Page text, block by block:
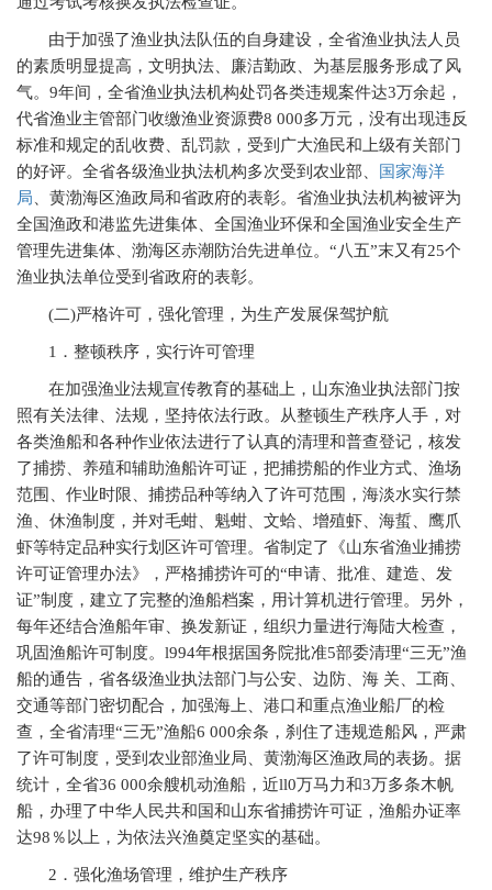
由于加强了渔业执法队伍的自身建设，全省渔业执法人员
的素质明显提高，文明执法、廉洁勤政、为基层服务形成了风
气。9年间，全省渔业执法机构处罚各类违规案件达3万余起，
代省渔业主管部门收缴渔业资源费8 000多万元，没有出现违反
标准和规定的乱收费、乱罚款，受到广大渔民和上级有关部门
的好评。全省各级渔业执法机构多次受到农业部、
国家海洋
局、黄渤海区渔政局和省政府的表彰。省渔业执法机构被评为
全国渔政和港监先进集体、全国渔业环保和全国渔业安全生产
管理先进集体、渤海区赤潮防治先进单位。“八五”末又有25个
渔业执法单位受到省政府的表彰。
(二)严格许可，强化管理，为生产发展保驾护航
1 ．整顿秩序，实行许可管理
在加强渔业法规宣传教育的基础上，山东渔业执法部门按
照有关法律、法规，坚持依法行政。从整顿生产秩序人手，对
各类渔船和各种作业依法进行了认真的清理和普查登记，核发
了捕捞、养殖和辅助渔船许可证，把捕捞船的作业方式、渔场
范围、作业时限、捕捞品种等纳入了许可范围，海淡水实行禁
渔、休渔制度，并对毛蚶、魁蚶、文蛤、增殖虾、海蜇、鹰爪
虾等特定品种实行划区许可管理。省制定了《山东省渔业捕捞
许可证管理办法》，严格捕捞许可的“申请、批准、建造、发
证”制度，建立了完整的渔船档案，用计算机进行管理。另外，
每年还结合渔船年审、换发新证，组织力量进行海陆大检查，
巩固渔船许可制度。l994年根据国务院批准5部委清理“三无”渔
船的通告，省各级渔业执法部门与公安、边防、海 关、工商、
交通等部门密切配合，加强海上、港口和重点渔业船厂的检
查，全省清理“三无”渔船6 000余条，刹住了违规造船风，严肃
了许可制度，受到农业部渔业局、黄渤海区渔政局的表扬。据
统计，全省36 000余艘机动渔船，近ll0万马力和3万多条木帆
船，办理了中华人民共和国和山东省捕捞许可证，渔船办证率
达98％以上，为依法兴渔奠定坚实的基础。
2 ．强化渔场管理，维护生产秩序